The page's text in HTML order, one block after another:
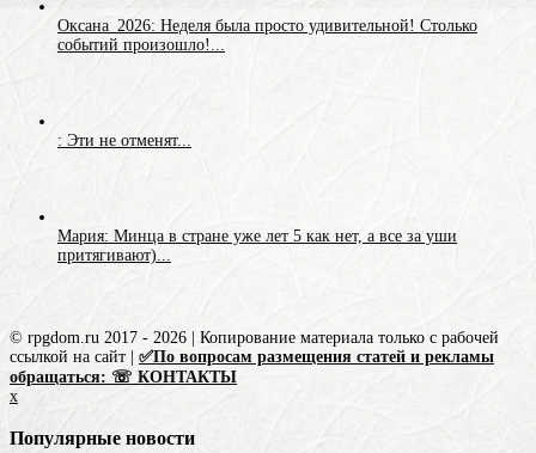
Оксана_2026: Неделя была просто удивительной! Столько
событий произошло!...
: Эти не отменят...
Мария: Минца в стране уже лет 5 как нет, а все за уши
притягивают)...
© rpgdom.ru 2017 - 2026 | Копирование материала только с рабочей
ссылкой на сайт | ✅По вопросам размещения статей и рекламы
обращаться: ☏ КОНТАКТЫ
x
Популярные новости